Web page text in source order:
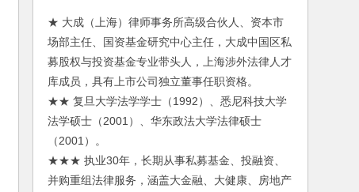
★ 大成（上海）律师事务所高级合伙人、资本市
场部主任、国资基金研究中心主任，大成中国区私
募股权与投资基金专业带头人，上海涉外法律人才
库成员，具有上市公司独立董事任职资格。
★★ 复旦大学法学学士（1992）、悉尼科技大学
法学硕士（2001）、华东政法大学法律硕士
（2001）。
★★★ 执业30年，长期从事私募基金、投融资、
并购重组法律服务，涵盖大金融、大健康、房地产